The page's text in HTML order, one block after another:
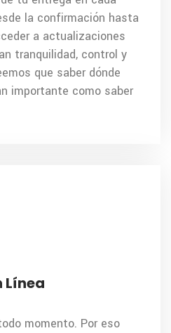
la confirmación hasta
a actualizaciones
tranquilidad, control y
que saber dónde
importante como saber
Línea
momento. Por eso